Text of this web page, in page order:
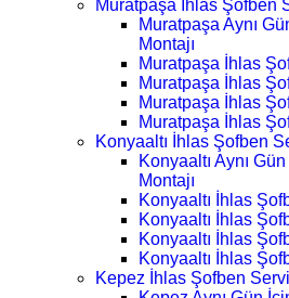
Muratpaşa İhlas Şofben
Muratpaşa Aynı
Montajı
Muratpaşa İhlas
Muratpaşa İhlas
Muratpaşa İhlas
Muratpaşa İhlas
Konyaaltı İhlas Şofben
Konyaaltı Aynı
Montajı
Konyaaltı İhlas
Konyaaltı İhlas
Konyaaltı İhlas
Konyaaltı İhlas
Kepez İhlas Şofben